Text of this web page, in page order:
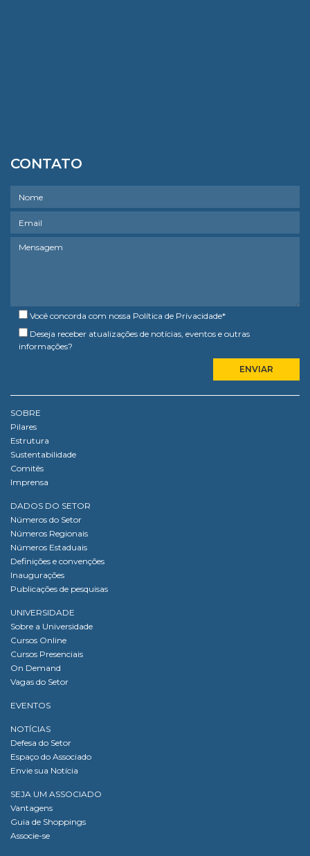
CONTATO
Você concorda com nossa Política de Privacidade*
Deseja receber atualizações de notícias, eventos e outras
informações?
SOBRE
Pilares
Estrutura
Sustentabilidade
Comitês
Imprensa
DADOS DO SETOR
Números do Setor
Números Regionais
Números Estaduais
Definições e convenções
Inaugurações
Publicações de pesquisas
UNIVERSIDADE
Sobre a Universidade
Cursos Online
Cursos Presenciais
On Demand
Vagas do Setor
EVENTOS
NOTÍCIAS
Defesa do Setor
Espaço do Associado
Envie sua Notícia
SEJA UM ASSOCIADO
Vantagens
Guia de Shoppings
Associe-se